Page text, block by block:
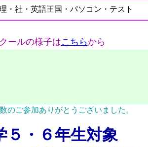
・社・英語王国・パソコン・テスト
の様子はこちらから
のご参加ありがとうございました。
５・６年生対象